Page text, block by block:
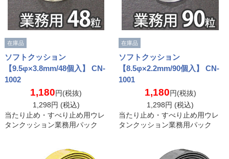
在庫品
ソフトクッション
【9.5φ×3.8mm/48個入】 CN-
1002
1,180円(税抜)
1,298円 (税込)
当たり止め・すべり止め用ウレ
タンクッション業務用パック
在庫品
ソフトクッション
【8.5φ×2.2mm/90個入】 CN-
1001
1,180円(税抜)
1,298円 (税込)
当たり止め・すべり止め用ウレ
タンクッション業務用パック